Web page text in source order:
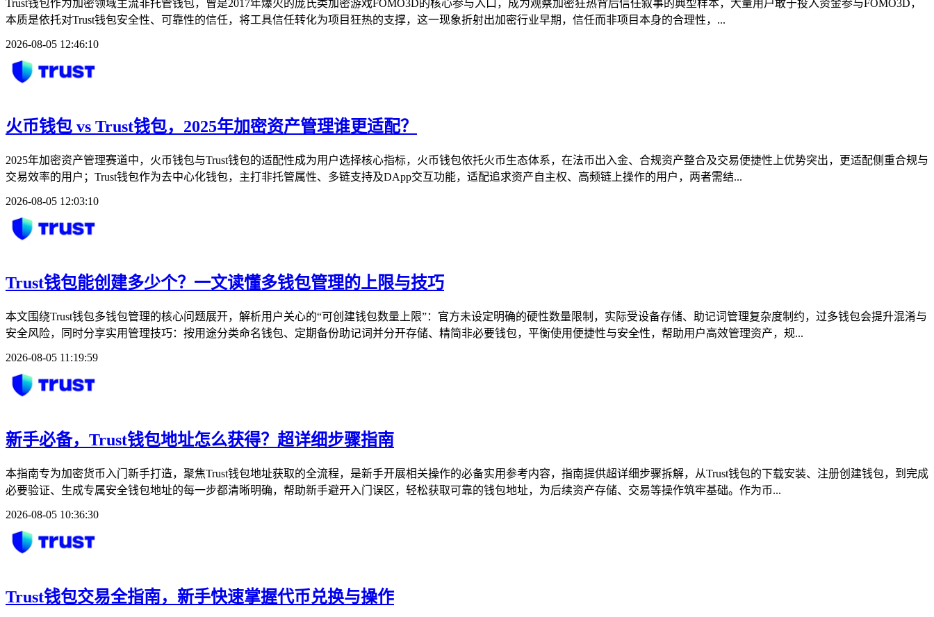
Trust钱包作为加密领域主流非托管钱包，曾是2017年爆火的庞氏类加密游戏FOMO3D的核心参与入口，成为观察加密狂热背后信任叙事的典型样本，大量用户敢于投入资金参与FOMO3D，
本质是依托对Trust钱包安全性、可靠性的信任，将工具信任转化为项目狂热的支撑，这一现象折射出加密行业早期，信任而非项目本身的合理性，...
2026-08-05 12:46:10
火币钱包 vs Trust钱包，2025年加密资产管理谁更适配？
2025年加密资产管理赛道中，火币钱包与Trust钱包的适配性成为用户选择核心指标，火币钱包依托火币生态体系，在法币出入金、合规资产整合及交易便捷性上优势突出，更适配侧重合规与
交易效率的用户；Trust钱包作为去中心化钱包，主打非托管属性、多链支持及DApp交互功能，适配追求资产自主权、高频链上操作的用户，两者需结...
2026-08-05 12:03:10
Trust钱包能创建多少个？一文读懂多钱包管理的上限与技巧
本文围绕Trust钱包多钱包管理的核心问题展开，解析用户关心的“可创建钱包数量上限”：官方未设定明确的硬性数量限制，实际受设备存储、助记词管理复杂度制约，过多钱包会提升混淆与
安全风险，同时分享实用管理技巧：按用途分类命名钱包、定期备份助记词并分开存储、精简非必要钱包，平衡使用便捷性与安全性，帮助用户高效管理资产，规...
2026-08-05 11:19:59
新手必备，Trust钱包地址怎么获得？超详细步骤指南
本指南专为加密货币入门新手打造，聚焦Trust钱包地址获取的全流程，是新手开展相关操作的必备实用参考内容，指南提供超详细步骤拆解，从Trust钱包的下载安装、注册创建钱包，到完成
必要验证、生成专属安全钱包地址的每一步都清晰明确，帮助新手避开入门误区，轻松获取可靠的钱包地址，为后续资产存储、交易等操作筑牢基础。作为币...
2026-08-05 10:36:30
Trust钱包交易全指南，新手快速掌握代币兑换与操作